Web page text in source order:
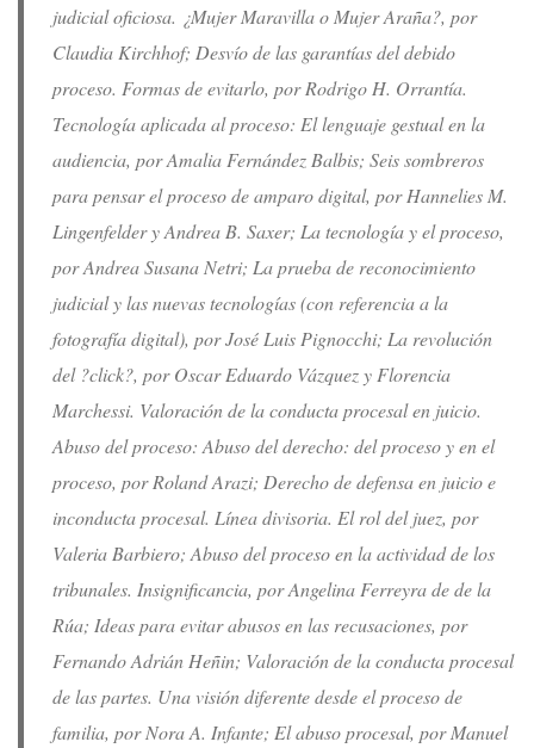
judicial oficiosa. ¿Mujer Maravilla o Mujer Araña?, por
Claudia Kirchhof; Desvío de las garantías del debido
proceso. Formas de evitarlo, por Rodrigo H. Orrantía.
Tecnología aplicada al proceso: El lenguaje gestual en la
audiencia, por Amalia Fernández Balbis; Seis sombreros
para pensar el proceso de amparo digital, por Hannelies M.
Lingenfelder y Andrea B. Saxer; La tecnología y el proceso,
por Andrea Susana Netri; La prueba de reconocimiento
judicial y las nuevas tecnologías (con referencia a la
fotografía digital), por José Luis Pignocchi; La revolución
del ?click?, por Oscar Eduardo Vázquez y Florencia
Marchessi. Valoración de la conducta procesal en juicio.
Abuso del proceso: Abuso del derecho: del proceso y en el
proceso, por Roland Arazi; Derecho de defensa en juicio e
inconducta procesal. Línea divisoria. El rol del juez, por
Valeria Barbiero; Abuso del proceso en la actividad de los
tribunales. Insignificancia, por Angelina Ferreyra de de la
Rúa; Ideas para evitar abusos en las recusaciones, por
Fernando Adrián Heñin; Valoración de la conducta procesal
de las partes. Una visión diferente desde el proceso de
familia, por Nora A. Infante; El abuso procesal, por Manuel